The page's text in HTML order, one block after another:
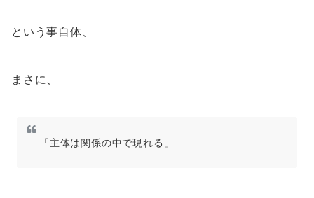
という事自体、
まさに、
「主体は関係の中で現れる」